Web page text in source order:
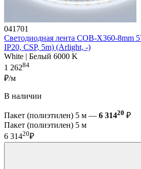
041701
Светодиодная лента COB-X360-8mm
IP20, CSP, 5m) (Arlight, -)
White | Белый 6000 K
1 26284
₽/м
В наличии
Пакет (полиэтилен) 5 м — 6 31420 ₽
Пакет (полиэтилен) 5 м
6 31420₽